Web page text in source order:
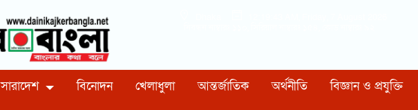
সারাদেশ বিনোদন খেলাধুলা আন্তর্জাতিক অর্থনীতি বিজ্ঞান ও প্রযুক্তি